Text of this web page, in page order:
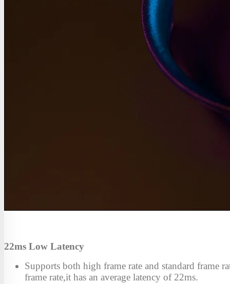
22ms Low Latency
Supports both high frame rate and standard frame
frame rate,it has an average latency of 22ms.